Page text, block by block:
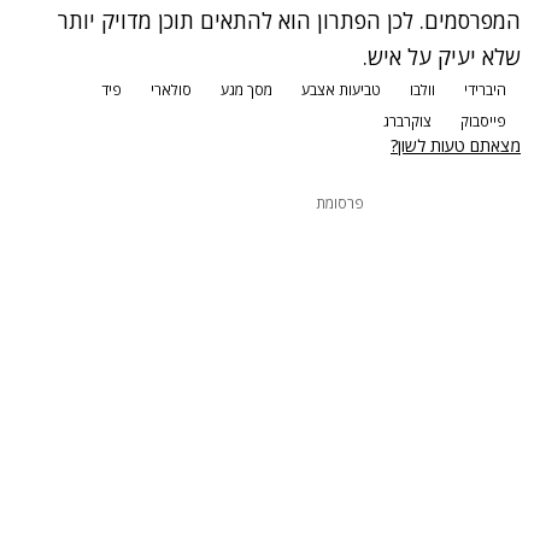
המפרסמים. לכן הפתרון הוא להתאים תוכן מדויק יותר
שלא יעיק על איש.
היברידי וולבו טביעות אצבע מסך מגע סולארי
פיד
פייסבוק
צוקרברג
מצאתם טעות לשון?
פרסומת